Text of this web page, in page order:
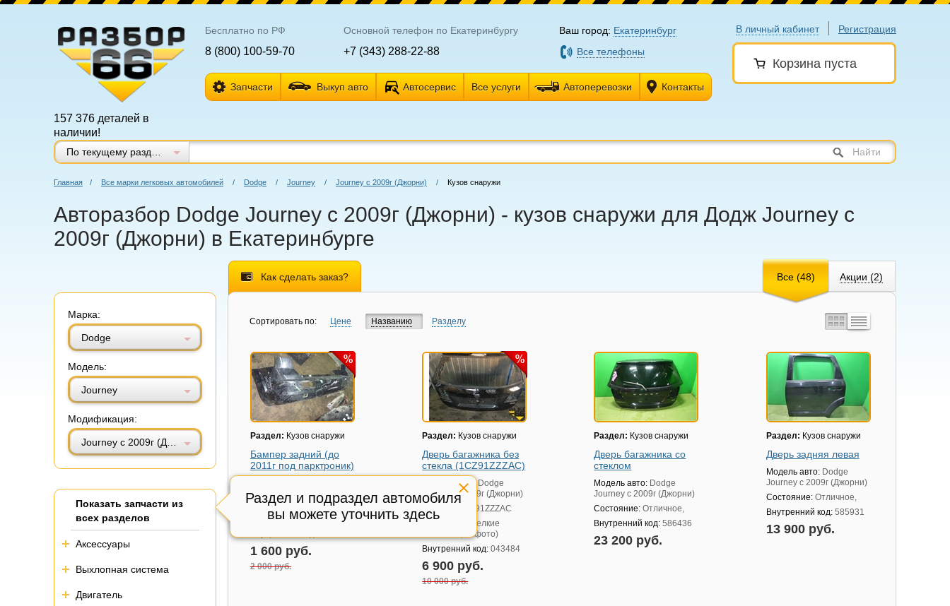
В личный кабинет Регистрация
Корзина пуста
157 376 деталей в
наличии!
Бесплатно по РФ
8 (800) 100-59-70
Основной телефон по Екатеринбургу
+7 (343) 288-22-88
Ваш город: Екатеринбург
Все телефоны
Запчасти Выкуп авто Автосервис Все услуги Автоперевозки Контакты
Найти
Главная / Все марки легковых автомобилей / Dodge / Journey / Journey с 2009г (Джорни) / Кузов снаружи
Авторазбор Dodge Journey с 2009г (Джорни) - кузов снаружи для Додж Journey с
2009г (Джорни) в Екатеринбурге
Марка:
Dodge
Модель:
Journey
Модификация:
Раздел и подраздел автомобиля
вы можете уточнить здесь
Показать запчасти из
всех разделов
Аксессуары
Выхлопная система
Двигатель
Все (48) Акции (2)
Как сделать заказ?
Сортировать по: Цене Названию Разделу
Раздел: Кузов снаружи
Бампер задний (до
2011г под парктроник)
Journey с 2009г (Джорни)
Состояние:
вмятина
трещина задиры
1 600 руб.
2 000 руб.
Раздел: Кузов снаружи
Дверь багажника без
стекла (1CZ91ZZZAC)
Модель авто: Dodge
Journey с 2009г (Джорни)
1CZ91ZZZAC
мелкие
вмятины (см.фото)
Внутренний код:043484
6 900 руб.
10 000 руб.
Раздел: Кузов снаружи
Дверь багажника со
стеклом
Модель авто: Dodge
Journey с 2009г (Джорни)
Состояние:Отличное,
Внутренний код:586436
23 200 руб.
Раздел: Кузов снаружи
Дверь задняя левая
Модель авто: Dodge
Journey с 2009г (Джорни)
Состояние: Отличное,
Внутренний код: 585931
13 900 руб.